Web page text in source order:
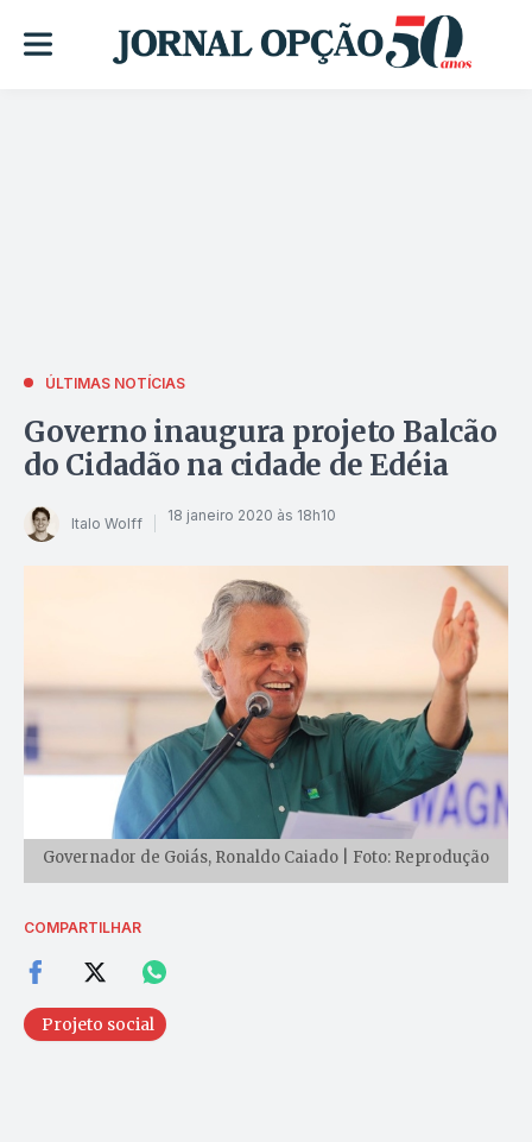
ÚLTIMAS NOTÍCIAS
Governo inaugura projeto Balcão
do Cidadão na cidade de Edéia
Italo Wolff 18 janeiro 2020 às 18h10
Governador de Goiás, Ronaldo Caiado | Foto: Reprodução
COMPARTILHAR
Projeto social